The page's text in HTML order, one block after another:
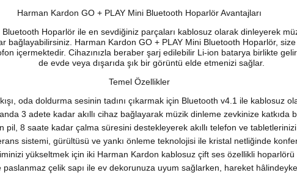
Harman Kardon GO + PLAY Mini Bluetooth Hoparlör Avantajları
Hoparlör ile en sevdiğiniz parçaları kablosuz olarak dinleyerek
bağlayabilirsiniz. Harman Kardon GO + PLAY Mini Bluetooth Hoparlör,
içermektedir. Cihazınızla beraber şarj edilebilir Li-ion batarya birlikte
de evde veya dışarıda şık bir görüntü elde etmenizi sağlar.
Temel Özellikler
oda doldurma sesinin tadını çıkarmak için Bluetooth v4.1 ile kablosuz
3 adete kadar akıllı cihaz bağlayarak müzik dinleme zevkinize katkıda
pil, 8 saate kadar çalma süresini destekleyerek akıllı telefon ve
sistemi, gürültüsü ve yankı önleme teknolojisi ile kristal netliğinde
yükseltmek için iki Harman Kardon kablosuz çift ses özellikli
paslanmaz çelik sapı ile ev dekorunuza uyum sağlarken, hareket